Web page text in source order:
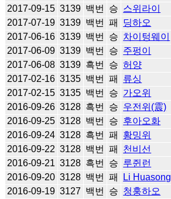
2017-09-15 3139 백번 승 스위라이
2017-07-19 3139 백번 패 딩하오
2017-06-16 3139 백번 승 차이텅웨이
2017-06-09 3139 백번 승 주펑이
2017-06-08 3139 흑번 승 허양
2017-02-16 3135 백번 패 류싱
2017-02-15 3135 백번 승 가오위
2016-09-26 3128 흑번 승 우전위(震)
2016-09-25 3128 백번 승 후아오화
2016-09-24 3128 흑번 패 황밍위
2016-09-22 3128 백번 패 천비선
2016-09-21 3128 흑번 승 루쥔런
2016-09-20 3128 백번 패 Li Huasong
2016-09-19 3127 백번 승 청훙하오